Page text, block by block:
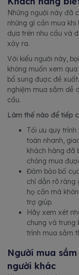
Những người này đã
những gì cần mua
dựa trên nhu cầu và
xảy ra.
Với kiểu người này,
không muốn xem
bổ sung được đề
nghiệm mua sắm dễ
cầu.
Làm thế nào để tiếp
Tối ưu quy
toán nhanh,
khách hàng đã
chóng mua
Đảm bảo bố
chỉ dẫn rõ ràng
họ cần mà
trợ giúp.
Hãy xem xét
chung và trưng
trình mua sắm
Người mua
người khác